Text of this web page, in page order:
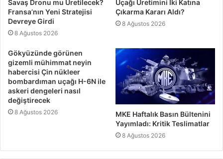
Savaş Dronu mu Üretilecek?
Fransa’nın Yeni Stratejisi
Devreye Girdi
8 Ağustos 2026
Uçağı Üretimini İki Katına
Çıkarma Kararı Aldı?
8 Ağustos 2026
Gökyüzünde görünen
gizemli mühimmat neyin
habercisi Çin nükleer
bombardıman uçağı H-6N ile
askeri dengeleri nasıl
değiştirecek
8 Ağustos 2026
MKE Haftalık Basın Bültenini
Yayımladı: Kritik Teslimatlar
8 Ağustos 2026